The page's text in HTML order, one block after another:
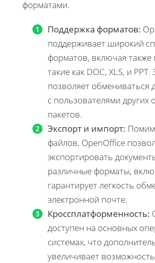
форматами.
Поддержка форматов:
поддерживает широкий
форматов, включая
такие как DOC, XLS, и PPT.
позволяет обмениваться
с пользователями других
пакетов.
Экспорт и импорт:
файлов, OpenOffice
экспортировать
различные форматы,
гарантирует легкость
электронной почте.
Кроссплатформенность:
доступен на основных
системах, что
увеличивает